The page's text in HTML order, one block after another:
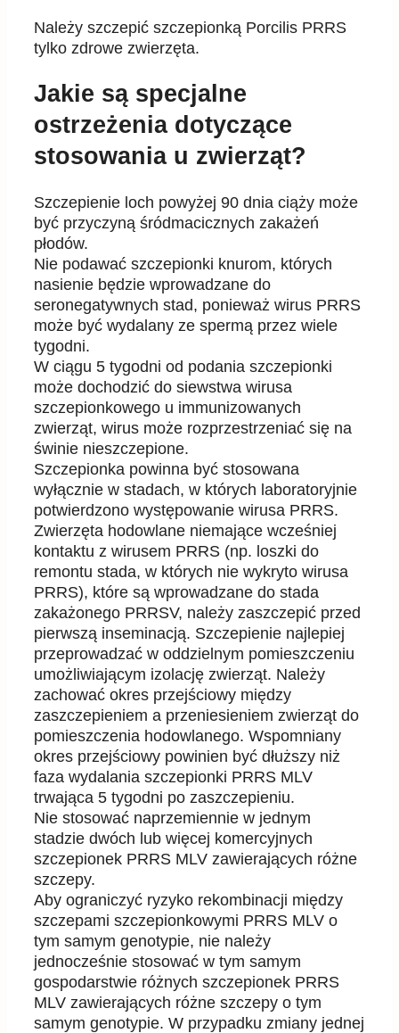
Należy szczepić szczepionką Porcilis PRRS
tylko zdrowe zwierzęta.
Jakie są specjalne
ostrzeżenia dotyczące
stosowania u zwierząt?
Szczepienie loch powyżej 90 dnia ciąży może
być przyczyną śródmacicznych zakażeń
płodów.
Nie podawać szczepionki knurom, których
nasienie będzie wprowadzane do
seronegatywnych stad, ponieważ wirus PRRS
może być wydalany ze spermą przez wiele
tygodni.
W ciągu 5 tygodni od podania szczepionki
może dochodzić do siewstwa wirusa
szczepionkowego u immunizowanych
zwierząt, wirus może rozprzestrzeniać się na
świnie nieszczepione.
Szczepionka powinna być stosowana
wyłącznie w stadach, w których laboratoryjnie
potwierdzono występowanie wirusa PRRS.
Zwierzęta hodowlane niemające wcześniej
kontaktu z wirusem PRRS (np. loszki do
remontu stada, w których nie wykryto wirusa
PRRS), które są wprowadzane do stada
zakażonego PRRSV, należy zaszczepić przed
pierwszą inseminacją. Szczepienie najlepiej
przeprowadzać w oddzielnym pomieszczeniu
umożliwiającym izolację zwierząt. Należy
zachować okres przejściowy między
zaszczepieniem a przeniesieniem zwierząt do
pomieszczenia hodowlanego. Wspomniany
okres przejściowy powinien być dłuższy niż
faza wydalania szczepionki PRRS MLV
trwająca 5 tygodni po zaszczepieniu.
Nie stosować naprzemiennie w jednym
stadzie dwóch lub więcej komercyjnych
szczepionek PRRS MLV zawierających różne
szczepy.
Aby ograniczyć ryzyko rekombinacji między
szczepami szczepionkowymi PRRS MLV o
tym samym genotypie, nie należy
jednocześnie stosować w tym samym
gospodarstwie różnych szczepionek PRRS
MLV zawierających różne szczepy o tym
samym genotypie. W przypadku zmiany jednej